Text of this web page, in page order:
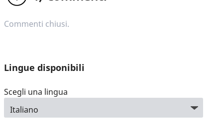
Commenti chiusi.
Lingue disponibili
Scegli una lingua